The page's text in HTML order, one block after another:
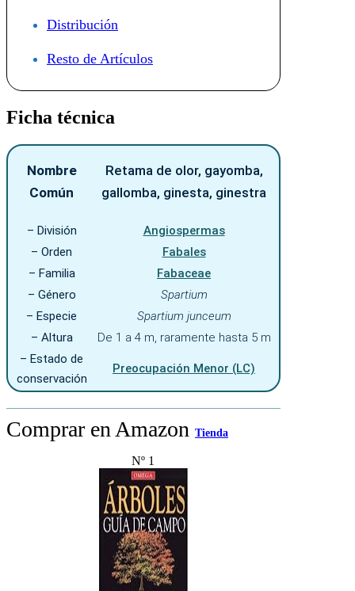
Distribución
Resto de Artículos
Ficha técnica
Nombre
Común
Retama de olor, gayomba,
gallomba, ginesta, ginestra
– División
Angiospermas
– Orden
Fabales
– Familia
Fabaceae
– Género
Spartium
– Especie
Spartium junceum
– Altura
De 1 a 4 m, raramente hasta 5 m
– Estado de
conservación
Preocupación Menor (LC)
Comprar en Amazon Tienda
Nº 1